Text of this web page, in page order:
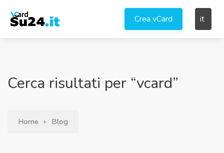
Crea vCard it
Cerca risultati per “vcard”
Home Blog